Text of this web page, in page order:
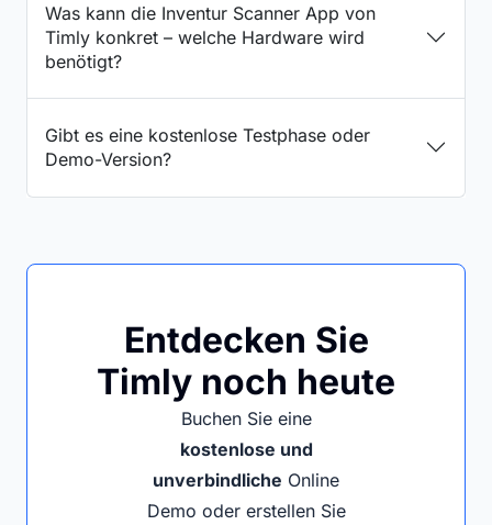
Was kann die Inventur Scanner App von
Timly konkret – welche Hardware wird
benötigt?
Gibt es eine kostenlose Testphase oder
Demo-Version?​
Entdecken Sie
Timly noch heute
Buchen Sie eine
kostenlose und
unverbindliche Online
Demo oder erstellen Sie